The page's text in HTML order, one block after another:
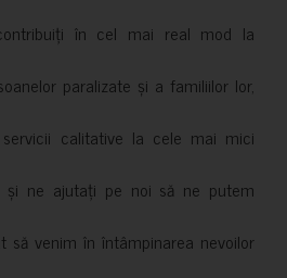
în cel mai real mod la
paralizate și a familiilor lor,
calitative la cele mai mici
și ne ajutați pe noi să ne putem
să venim în întâmpinarea nevoilor